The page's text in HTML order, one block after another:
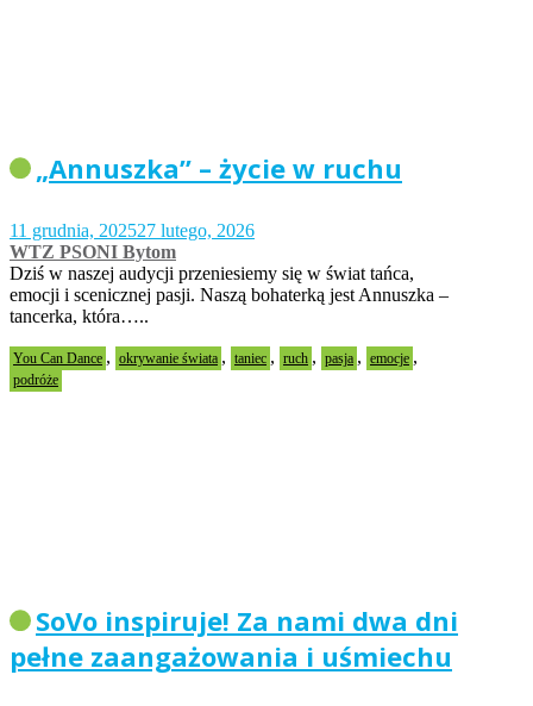
„Annuszka” – życie w ruchu
11 grudnia, 202527 lutego, 2026
WTZ PSONI Bytom
Dziś w naszej audycji przeniesiemy się w świat tańca,
emocji i scenicznej pasji. Naszą bohaterką jest Annuszka –
tancerka, która…..
You Can Dance , okrywanie świata , taniec , ruch , pasja , emocje ,
podróże
SoVo inspiruje! Za nami dwa dni
pełne zaangażowania i uśmiechu